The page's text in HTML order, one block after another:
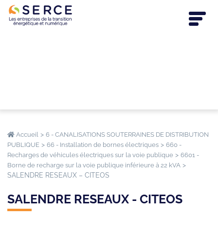
Accueil > 6 - CANALISATIONS SOUTERRAINES DE DISTRIBUTION
PUBLIQUE > 66 - Installation de bornes électriques > 660 -
Recharges de véhicules électriques sur la voie publique > 6601 -
Borne de recharge sur la voie publique inférieure à 22 kVA >
SALENDRE RESEAUX – CITEOS
SALENDRE RESEAUX - CITEOS